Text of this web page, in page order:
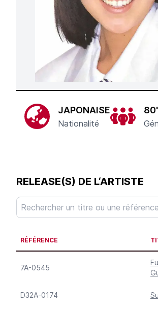
JAPONAISE
Nationalité
RELEASE(S) DE L‘ARTISTE
RÉFÉRENCE
7A-0545
D32A-0174